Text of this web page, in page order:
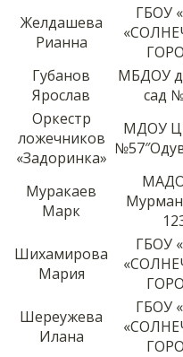
Желдашева
Рианна
ГБОУ
Губанов
Ярослав
МБДОУ
сад
Оркестр
ложечников
«Задоринка»
МДОУ
Муракаев
Марк
Шихамирова
Мария
ГБОУ
Шереужева
Илана
ГБОУ